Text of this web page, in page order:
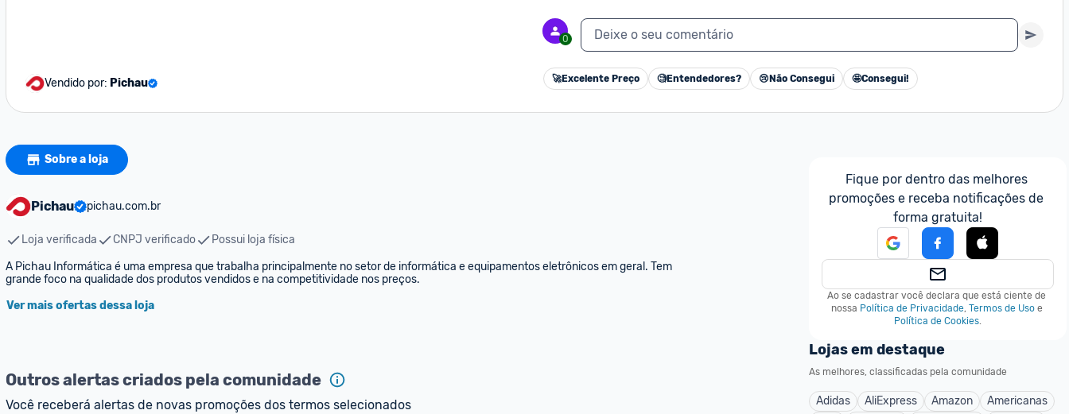
Vendido por: Pichau
0 Deixe o seu comentário
🚀Excelente Preço 🧐Entendedores? 😢 Não Consegui 🤩Consegui!
Sobre a loja
Pichau pichau.com.br
Loja verificada CNPJ verificado
Possui loja física
A Pichau Informática é uma empresa que trabalha principalmente no setor de informática e equipamentos eletrônicos em geral. Tem
grande foco na qualidade dos produtos vendidos e na competitividade nos preços.
Ver mais ofertas dessa loja
Outros alertas criados pela comunidade
Você receberá alertas de novas promoções dos termos selecionados
Fique por dentro das melhores
promoções e receba notificações de
forma gratuita!
Ao se cadastrar você declara que está ciente de
nossa Política de Privacidade, Termos de Uso e
Política de Cookies.
Lojas em destaque
As melhores, classificadas pela comunidade
Adidas AliExpress Amazon
Americanas